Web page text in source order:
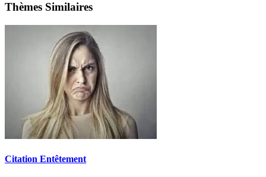
Thèmes Similaires
Citation Entêtement